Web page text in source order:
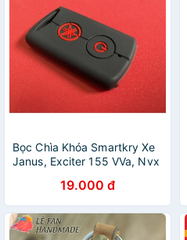
Bọc Chìa Khóa Smartkry Xe
Janus, Exciter 155 VVa, Nvx
19.000 đ